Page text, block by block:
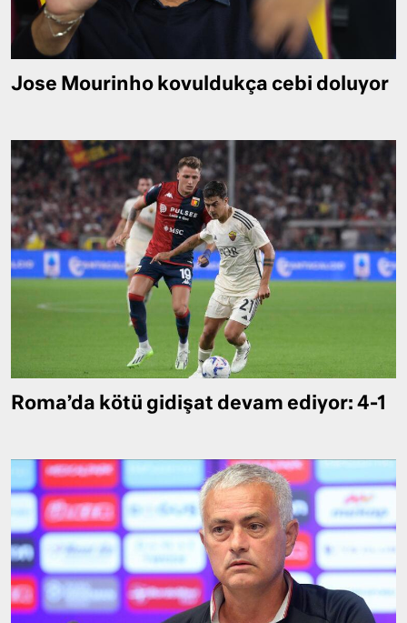
Jose Mourinho kovuldukça cebi doluyor
Roma’da kötü gidişat devam ediyor: 4-1